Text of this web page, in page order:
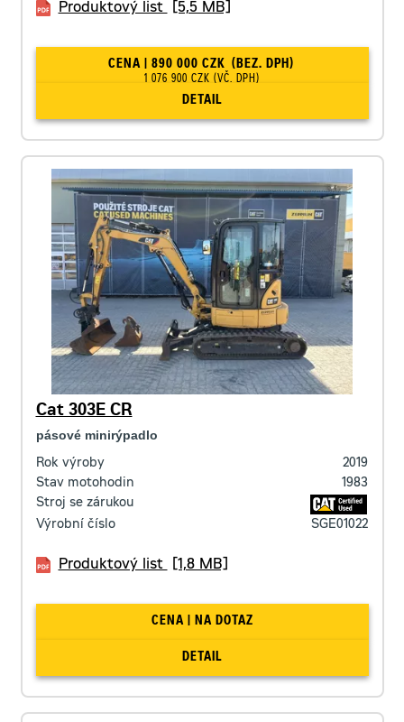
Produktový list
[5,5 MB]
CENA | 890 000 CZK (BEZ. DPH)
1 076 900 CZK (VČ. DPH)
DETAIL
Cat 303E CR
pásové minirýpadlo
Rok výroby
2019
Stav motohodin
1983
Stroj se zárukou
Výrobní číslo
SGE01022
Produktový list [1,8 MB]
CENA | NA DOTAZ
DETAIL